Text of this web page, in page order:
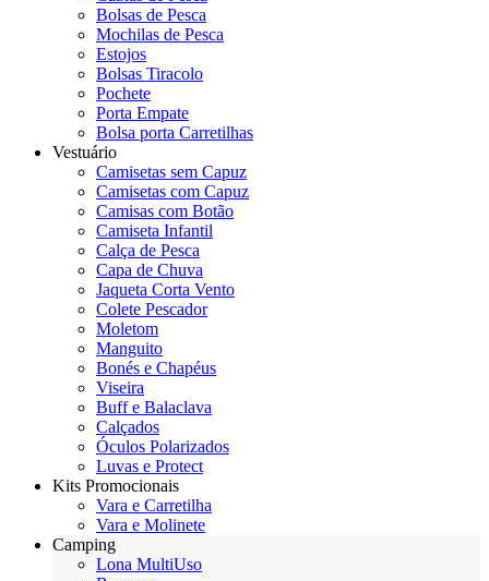
Bolsas de Pesca
Mochilas de Pesca
Estojos
Bolsas Tiracolo
Pochete
Porta Empate
Bolsa porta Carretilhas
Vestuário
Camisetas sem Capuz
Camisetas com Capuz
Camisas com Botão
Camiseta Infantil
Calça de Pesca
Capa de Chuva
Jaqueta Corta Vento
Colete Pescador
Moletom
Manguito
Bonés e Chapéus
Viseira
Buff e Balaclava
Calçados
Óculos Polarizados
Luvas e Protect
Kits Promocionais
Vara e Carretilha
Vara e Molinete
Camping
Lona MultiUso